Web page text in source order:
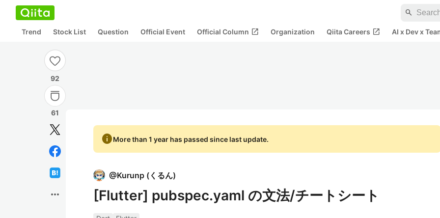
search
Trend Stock List Question Official Event Official Column open_in_new Organization Qiita Careers open_in_new AI x Dev x
92
61
more_horiz
infoMore than 1 year has passed since last update.
@Kurunp ( くるん)
[Flutter] pubspec.yaml の文法/チートシート